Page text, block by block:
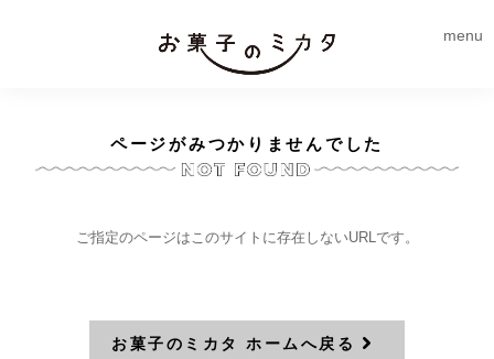
menu
ページがみつかりませんでした
ご指定のページはこのサイトに存在しないURLです。
お菓子のミカタ ホームへ戻る